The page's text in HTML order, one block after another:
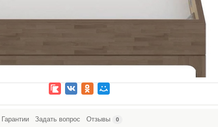
Гарантии Задать вопрос Отзывы 0